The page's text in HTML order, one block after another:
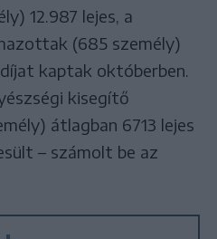
12.987 lejes, a
(685 személy)
kaptak októberben.
kisegítő
átlagban 6713 lejes
– számolt be az